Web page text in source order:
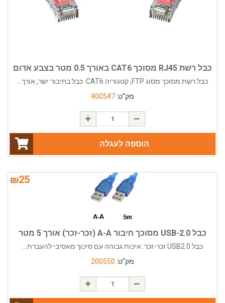
כבל רשת RJ45 מסוכך CAT6 באורך 0.5 מטר בצבע אדום
כבל רשת מסוכך מסוג FTP, קטגוריה CAT6. כבל בחיבור ישר, אורך...
מק"ט: 400547
הוספה לעגלה
₪25
כבל USB-2.0 מסוכך חיבור A-A (זכר-זכר) אורך 5 מטר
כבל USB2.0 זכר-זכר. איכות גבוהה עם סיכוך מאסיבי להעברת...
מק"ט: 200550